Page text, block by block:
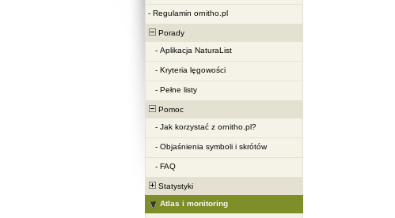
- Regulamin ornitho.pl
Porady
- Aplikacja NaturaList
- Kryteria lęgowości
- Pełne listy
Pomoc
- Jak korzystać z ornitho.pl?
- Objaśnienia symboli i skrótów
- FAQ
Statystyki
Atlas i monitoring